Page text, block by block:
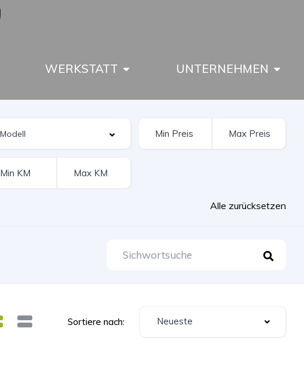
WERKSTATT UNTERNEHMEN
Alle zurücksetzen
Sortiere nach: Neueste